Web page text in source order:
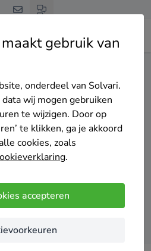
gebruik van
onderdeel van Solvari.
wij mogen gebruiken
te wijzigen. Door op
te klikken, ga je akkoord
cookies, zoals
.
accepteren
en vrijblijvend
offertes